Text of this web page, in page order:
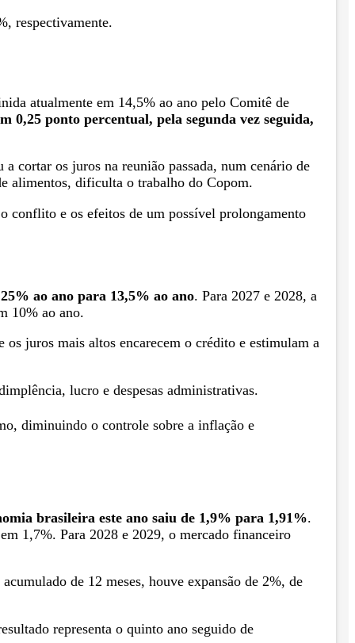
respectivamente.
atualmente em 14,5% ao ano pelo Comitê de
ponto percentual, pela segunda vez seguida,
cortar os juros na reunião passada, num cenário de
alimentos, dificulta o trabalho do Copom.
conflito e os efeitos de um possível prolongamento
ao ano para 13,5% ao ano. Para 2027 e 2028, a
10% ao ano.
juros mais altos encarecem o crédito e estimulam a
lucro e despesas administrativas.
diminuindo o controle sobre a inflação e
brasileira este ano saiu de 1,9% para 1,91%.
1,7%. Para 2028 e 2029, o mercado financeiro
de 12 meses, houve expansão de 2%, de
representa o quinto ano seguido de